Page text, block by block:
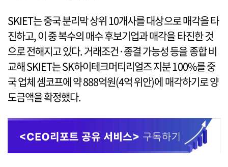
SKIET는 중국 분리막 상위 10개사를 대상으로 매각을 타
진하고, 이 중 복수의 매수 후보기업과 매각을 타진한 것
으로 전해지고 있다. 거래조건·종결 가능성 등을 종합 비
교해 SKIET는 SK하이테크머티리얼즈 지분 100%를 중
국 업체 셈코프에 약 888억원(4억 위안)에 매각하기로 양
도금액을 확정했다.